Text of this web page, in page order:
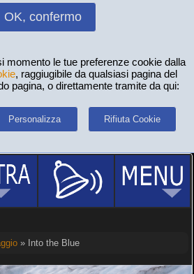
OK, confermo
momento le tue preferenze cookie dalla
, raggiugibile da qualsiasi pagina del
pagina, o direttamente tramite da qui:
Personalizza Rifiuta Cookie
» Into the Blue